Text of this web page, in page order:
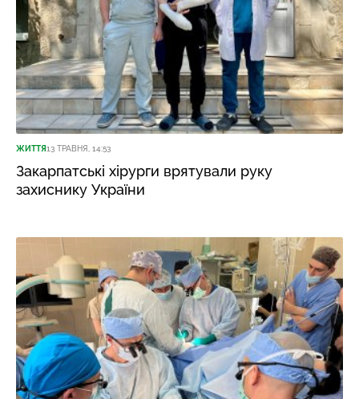
ЖИТТЯ13 ТРАВНЯ, 14:53
Закарпатські хірурги врятували руку
захиснику України